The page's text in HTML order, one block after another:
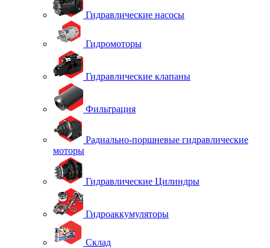
Гидравлические насосы
Гидромоторы
Гидравлические клапаны
Фильтрация
Радиально-поршневые гидравлические
моторы
Гидравлические Цилиндры
Гидроаккумуляторы
Склад